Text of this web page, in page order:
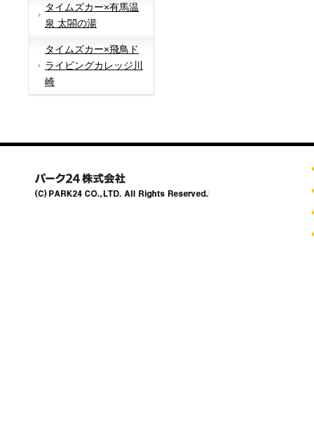
タイムズカー×有馬温
泉 太閤の湯
タイムズカー×飛鳥ド
ライビングカレッジ川
崎